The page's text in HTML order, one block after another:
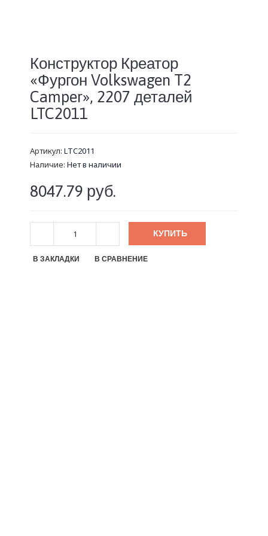
Конструктор Креатор
«Фургон Volkswagen T2
Camper», 2207 деталей
LTC2011
Артикул: LTC2011
Наличие: Нет в наличии
8047.79 руб.
КУПИТЬ
В ЗАКЛАДКИ В СРАВНЕНИЕ